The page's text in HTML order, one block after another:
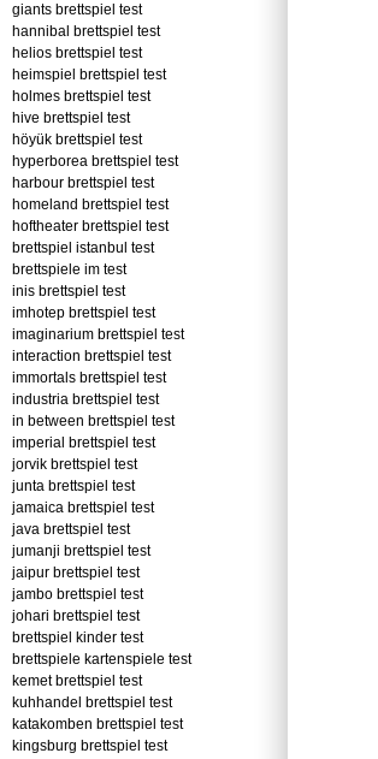
giants brettspiel test
hannibal brettspiel test
helios brettspiel test
heimspiel brettspiel test
holmes brettspiel test
hive brettspiel test
höyük brettspiel test
hyperborea brettspiel test
harbour brettspiel test
homeland brettspiel test
hoftheater brettspiel test
brettspiel istanbul test
brettspiele im test
inis brettspiel test
imhotep brettspiel test
imaginarium brettspiel test
interaction brettspiel test
immortals brettspiel test
industria brettspiel test
in between brettspiel test
imperial brettspiel test
jorvik brettspiel test
junta brettspiel test
jamaica brettspiel test
java brettspiel test
jumanji brettspiel test
jaipur brettspiel test
jambo brettspiel test
johari brettspiel test
brettspiel kinder test
brettspiele kartenspiele test
kemet brettspiel test
kuhhandel brettspiel test
katakomben brettspiel test
kingsburg brettspiel test